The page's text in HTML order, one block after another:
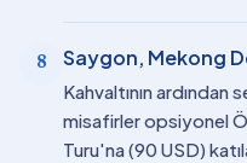
8 Saygon, Mekong
Kahvaltının
misafirler opsiyonel
Turu'na (90 USD)